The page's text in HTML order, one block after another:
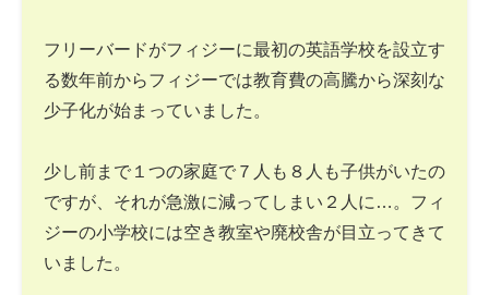
フリーバードがフィジーに最初の英語学校を設立す
る数年前からフィジーでは教育費の高騰から深刻な
少子化が始まっていました。
少し前まで１つの家庭で７人も８人も子供がいたの
ですが、それが急激に減ってしまい２人に…。フィ
ジーの小学校には空き教室や廃校舎が目立ってきて
いました。